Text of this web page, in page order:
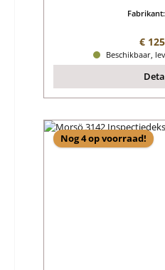
Fabrikant:
€
Beschikbaar,
Nog 4 op voorraad!